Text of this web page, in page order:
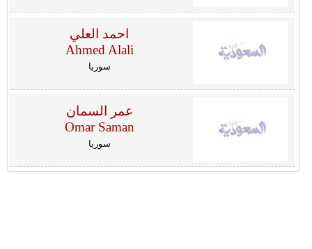
احمد العلي
Ahmed Alali
سوريا
عمر السمان
Omar Saman
سوريا